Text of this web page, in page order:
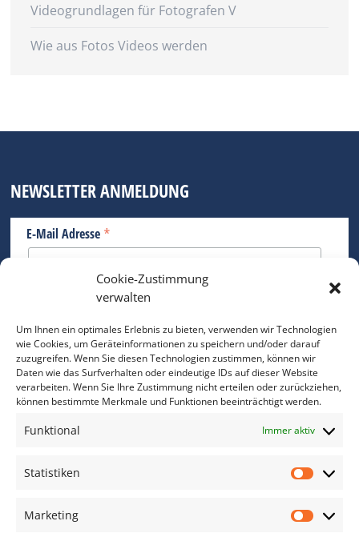
Cookie-Zustimmung
verwalten
Um Ihnen ein optimales Erlebnis zu bieten, verwenden wir Technologien
wie Cookies, um Geräteinformationen zu speichern und/oder darauf
zuzugreifen. Wenn Sie diesen Technologien zustimmen, können wir
Daten wie das Surfverhalten oder eindeutige IDs auf dieser Website
verarbeiten. Wenn Sie Ihre Zustimmung nicht erteilen oder zurückziehen,
können bestimmte Merkmale und Funktionen beeinträchtigt werden.
Funktional Immer aktiv
Statistiken
Marketing
Videogrundlagen für Fotografen V
Wie aus Fotos Videos werden
NEWSLETTER ANMELDUNG
E-Mail Adresse *
Bitte geben Sie Ihre E-Mail Adresse ein.
*